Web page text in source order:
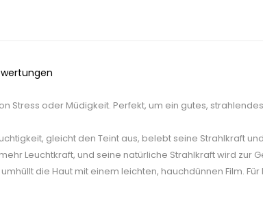
Stress oder Müdigkeit. Perfekt, um ein gutes,
gleicht den Teint aus, belebt seine Strahlkraft
Leuchtkraft, und seine natürliche Strahlkraft wird zur
die Haut mit einem leichten, hauchdünnen Film. Für